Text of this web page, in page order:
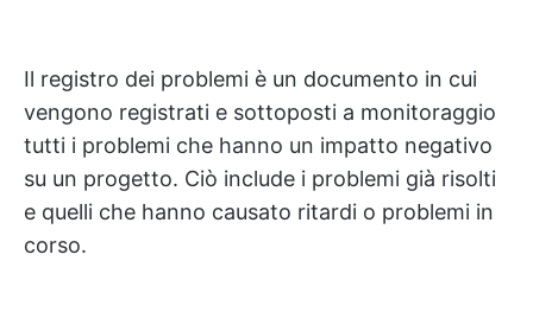
Il registro dei problemi è un documento in cui
vengono registrati e sottoposti a monitoraggio
tutti i problemi che hanno un impatto negativo
su un progetto. Ciò include i problemi già risolti
e quelli che hanno causato ritardi o problemi in
corso.